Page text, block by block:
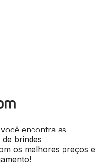
encontra as
brindes
os melhores preços e